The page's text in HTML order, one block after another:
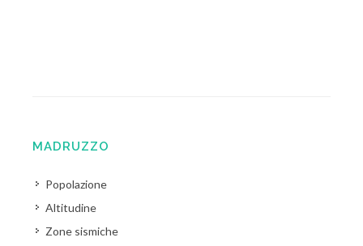
MADRUZZO
Popolazione
Altitudine
Zone sismiche